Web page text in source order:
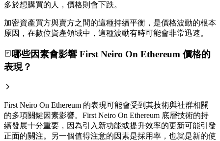
多於想購買的人，價格則會下跌。
加密資產買方與賣方之間的這種持續平衡，是價格波動的根本
原因，在數位資產領域中，這種波動有時可能會非常迅速。
哪些因素會影響 First Neiro On Ethereum 價格的
表現？
First Neiro On Ethereum 的表現可能會受到其技術與社群相關
的多項關鍵因素影響。First Neiro On Ethereum 底層技術的持
續發展十分重要，因為引入新功能或提升效率的更新可能引發
正面的關注。另一個值得注意的因素是採用率，也就是新的使